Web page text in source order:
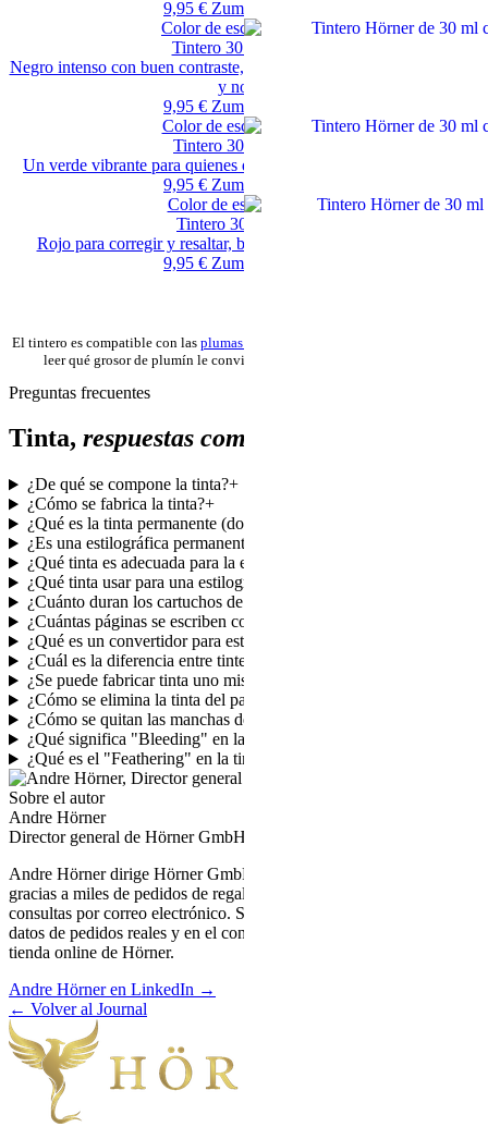
9,95 € Zum Produkt →
Color de escritura negro
Tintero 30 ml, Negro
Negro intenso con buen contraste, la elección más sobria para firmas
y notas.
9,95 € Zum Produkt →
Color de escritura verde
Tintero 30 ml, Verde
Un verde vibrante para quienes desean alejarse del azul habitual.
9,95 € Zum Produkt →
Color de escritura rojo
Tintero 30 ml, Rojo
Rojo para corregir y resaltar, bien visible sobre papel blanco.
9,95 € Zum Produkt →
El tintero es compatible con las plumas estilográficas
leer qué grosor de plumín le conviene en la guía
Preguntas frecuentes
Tinta, respuestas compactas.
¿De qué se compone la tinta?+
¿Cómo se fabrica la tinta?+
¿Qué es la tinta permanente (documentenecht)?
¿Es una estilográfica permanente?
¿Qué tinta es adecuada para la estilográfica?
¿Qué tinta usar para una estilográfica de émbolo?
¿Cuánto duran los cartuchos de tinta?
¿Cuántas páginas se escriben con un cartucho de tinta?
¿Qué es un convertidor para estilográfica?
¿Cuál es la diferencia entre tinte y pigmento?
¿Se puede fabricar tinta uno mismo?
¿Cómo se elimina la tinta del papel?
¿Cómo se quitan las manchas de tinta de la ropa?
¿Qué significa "Bleeding" en la tinta?
¿Qué es el "Feathering" en la tinta?
Sobre el autor
Andre Hörner
Director general de Hörner GmbH
Andre Hörner dirige Hörner GmbH desde 2016 y conoce el surtido
gracias a miles de pedidos de regalos, encargos de grabado y
consultas por correo electrónico. Sus artículos de blog se basan en
datos de pedidos reales y en el contacto diario con los clientes de la
tienda online de Hörner.
Andre Hörner en LinkedIn →
← Volver al Journal